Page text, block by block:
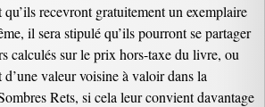
qu’ils recevront gratuitement un exemplaire
il sera stipulé qu’ils pourront se partager
calculés sur le prix hors-taxe du livre, ou
valeur voisine à valoir dans la
Rets, si cela leur convient davantage